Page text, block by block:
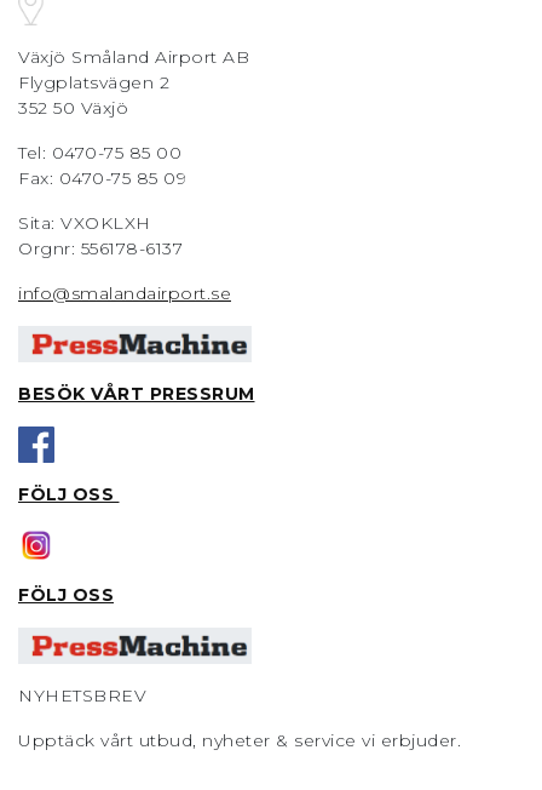
Växjö Småland Airport AB
Flygplatsvägen 2
352 50 Växjö
Tel: 0470-75 85 00
Fax: 0470-75 85 09
Sita: VXOKLXH
Orgnr: 556178-6137
info@smalandairport.se
BESÖK VÅRT PRESSRUM
FÖLJ OSS
FÖLJ OSS
NYHETSBREV
Upptäck vårt utbud, nyheter & service vi erbjuder.